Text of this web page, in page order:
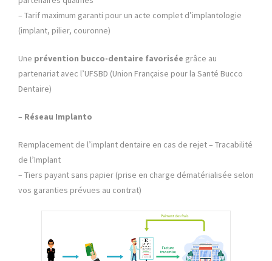
– Tarif maximum garanti pour un acte complet d’implantologie
(implant, pilier, couronne)
Une prévention bucco-dentaire favorisée grâce au
partenariat avec l’UFSBD (Union Française pour la Santé Bucco
Dentaire)
– Réseau Implanto
Remplacement de l’implant dentaire en cas de rejet – Tracabilité
de l’Implant
– Tiers payant sans papier (prise en charge dématérialisée selon
vos garanties prévues au contrat)